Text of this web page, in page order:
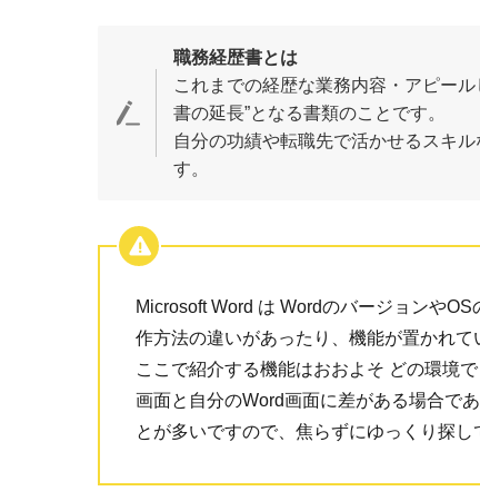
職務経歴書とは
これまでの経歴な業務内容・アピー
書の延長”となる書類のことです。
自分の功績や転職先で活かせるスキ
す。
Microsoft Word は Wordのバージョンや
作方法の違いがあったり、機能が置かれて
ここで紹介する機能はおおよそ どの環境
画面と自分のWord画面に差がある場合で
とが多いですので、焦らずにゆっくり探し